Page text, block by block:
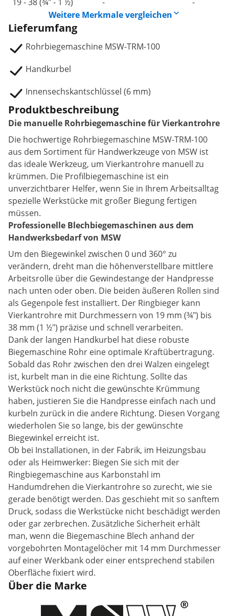
Weitere Merkmale vergleichen
Lieferumfang
Rohrbiegemaschine MSW-TRM-100
Handkurbel
Innensechskantschlüssel (6 mm)
Produktbeschreibung
Die manuelle Rohrbiegemaschine für Vierkantrohre
Die hochwertige Rohrbiegemaschine MSW-TRM-100
aus dem Sortiment für Handwerkzeuge von MSW ist
das ideale Werkzeug, um Vierkantrohre manuell zu
krümmen. Die Profilbiegemaschine ist ein
unverzichtbarer Helfer, wenn Sie in Ihrem Arbeitsalltag
spezielle Werkstücke mit großer Biegung fertigen
müssen.
Professionelle Blechbiegemaschinen aus dem
Handwerksbedarf von MSW
Um den Biegewinkel zwischen 0 und 360° zu
verändern, dreht man die höhenverstellbare mittlere
Arbeitsrolle über die Gewindestange der Handpresse
nach unten oder oben. Die beiden äußeren Rollen sind
als Gegenpole fest installiert. Der Ringbieger kann
Vierkantrohre mit Durchmessern von 19 mm (¾") bis
38 mm (1 ½") präzise und schnell verarbeiten.
Dank der langen Handkurbel hat diese robuste
Biegemaschine Rohr eine optimale Kraftübertragung.
Sobald das Rohr zwischen den drei Walzen eingelegt
ist, kurbelt man in die eine Richtung. Sollte das
Werkstück noch nicht die gewünschte Krümmung
haben, justieren Sie die Handpresse einfach nach und
kurbeln zurück in die andere Richtung. Diesen Vorgang
wiederholen Sie so lange, bis der gewünschte
Biegewinkel erreicht ist.
Ob bei Installationen, in der Fabrik, im Heizungsbau
oder als Heimwerker: Biegen Sie sich mit der
Ringbiegemaschine aus Karbonstahl im
Handumdrehen die Vierkantrohre so zurecht, wie sie
gerade benötigt werden. Das geschieht mit so sanftem
Druck, sodass die Werkstücke nicht beschädigt werden
oder gar zerbrechen. Zusätzliche Sicherheit erhält
man, wenn die Biegemaschine Blech anhand der
vorgebohrten Montagelöcher mit 14 mm Durchmesser
auf einer Werkbank oder einer entsprechend stabilen
Oberfläche fixiert wird.
Über die Marke